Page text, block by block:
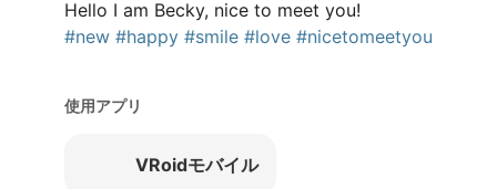
#new #happy #smile #love #nicetomeetyou
使用アプリ
VRoidモバイル